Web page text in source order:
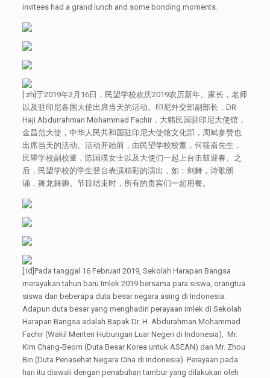
invitees had a grand lunch and some bonding moments.
[:zh]于2019年2月16日，民望学校欢庆2019农历新年。家长，老师
以及驻印尼各国大使出席当天的活动。印尼外交部副部长，DR
Haji Abdurrahman Mohammad Fachir，大韩民国驻印尼大使馆，
金昌范大使，中华人民共和国驻印尼大使馆文化部，周斌参赞也
出席当天的活动。活动开始前，由民望学校校董，何筱崙先生，
民望学校副校董，陈国瑛女士以及大使们一起上台击鼓迎春。之
后，民望学校的学生登台表演精彩的演出，如：剑舞，诗歌朗
诵，舞龙舞狮。节目结束时，所有的贵宾们一起用餐。
[:id]Pada tanggal 16 Februari 2019, Sekolah Harapan Bangsa
merayakan tahun baru Imlek 2019 bersama para siswa, orangtua
siswa dan beberapa duta besar negara asing di Indonesia.
Adapun duta besar yang menghadiri perayaan imlek di Sekolah
Harapan Bangsa adalah Bapak Dr. H. Abdurahman Mohammad
Fachir (Wakil Menteri Hubungan Luar Negeri di Indonesia), Mr.
Kim Chang-Beom (Duta Besar Korea untuk ASEAN) dan Mr. Zhou
Bin (Duta Penasehat Negara Cina di Indonesia). Perayaan pada
hari itu diawali dengan penabuhan tambur yang dilakukan oleh